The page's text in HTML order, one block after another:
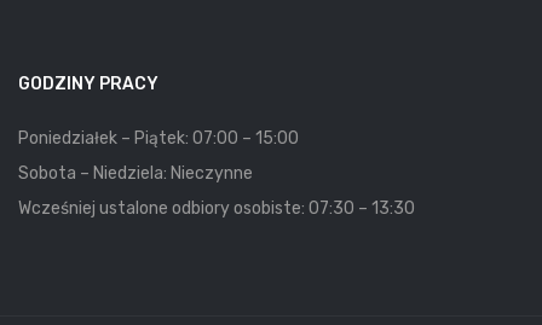
GODZINY PRACY
Poniedziałek – Piątek: 07:00 – 15:00
Sobota – Niedziela: Nieczynne
Wcześniej ustalone odbiory osobiste: 07:30 – 13:30